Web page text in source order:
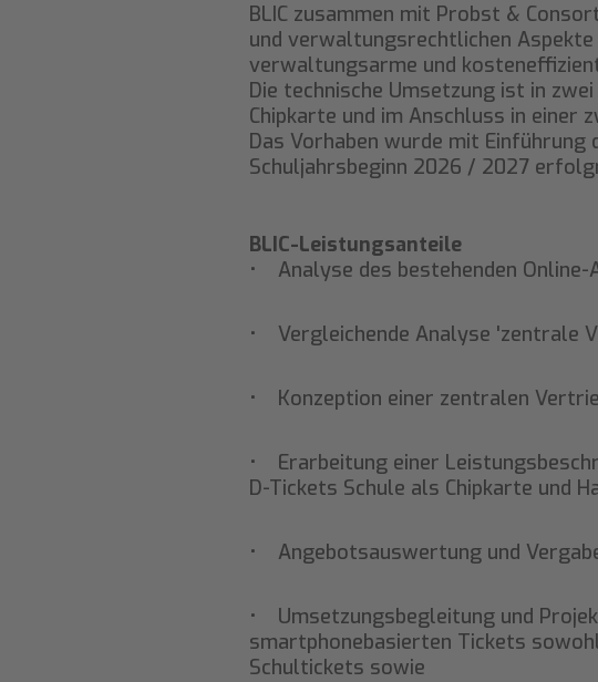
BLIC zusammen mit Probst &
und verwaltungsrechtlichen
verwaltungsarme und
Die technische Umsetzung ist in
Chipkarte und im Anschluss in einer
Das Vorhaben wurde mit
Schuljahrsbeginn 2026 / 2027
BLIC-Leistungsanteile
• Analyse des bestehenden
• Vergleichende Analyse 'zentrale
• Konzeption einer zentralen
• Erarbeitung einer
D-Tickets Schule als Chipkarte und
• Angebotsauswertung und
• Umsetzungsbegleitung und
smartphonebasierten Tickets
Schultickets sowie